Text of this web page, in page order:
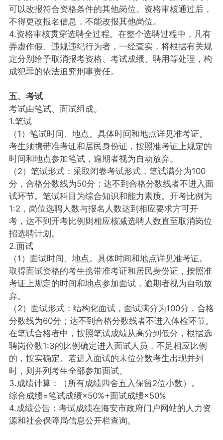
可以改报符合资格条件的其他岗位。资格审核通过后，
不得更改报名信息，不能改报其他岗位。
4.资格审核贯穿选聘全过程。在整个选聘过程中，凡有
弄虚作假、违规违纪行为者，一经查实，将根据有关规
定分别给予取消报考资格、考试成绩、聘用等处理，构
成犯罪的依法追究刑事责任。
五、考试
考试由笔试、面试组成。
1.笔试
（1）笔试时间、地点。具体时间和地点详见准考证。
考生须携带准考证和居民身份证，按照准考证上规定的
时间和地点参加笔试，逾期者视为自动放弃。
（2）笔试形式：采取闭卷考试形式，笔试满分为100
分，合格分数线为50分；达不到合格分数线者不进入面
试环节。笔试科目为综合知识和能力素质。开考比例为
1:2，岗位选聘人数与报名人数达到相应要求方可开
考，达不到开考比例则相应核减选聘人数直至取消岗位
招选聘计划。
2.面试
（1）面试时间、地点。具体时间和地点详见准考证。
取得面试资格的考生携带准考证和居民身份证，按照准
考证上规定的时间和地点参加面试，逾期者视为自动放
弃。
（2）面试形式：结构化面试，面试满分为100分，合格
分数线为60分；达不到合格分数线者不进入体检环节。
在笔试合格者中，按照笔试成绩从高分到低分，根据选
聘岗位数1:3的比例确定进入面试人员，不足相应比例
的，按实确定。若进入面试的末位分数考生出现并列
时，则并列考生全部参加面试。
3.成绩计算：（所有成绩四舍五入保留2位小数）。
综合成绩=笔试成绩×50%+面试成绩×50%
4.成绩公告：考试成绩在海安市政府门户网站的人力资
源和社会保障局信息公开栏查询。